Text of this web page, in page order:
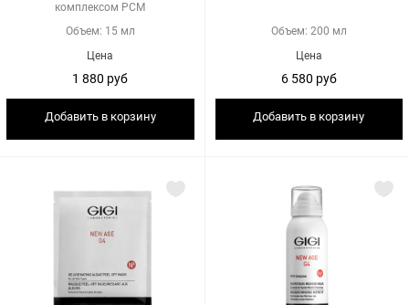
комплексом PCM
Объем: 15 мл
Цена
1 880 руб
Добавить в корзину
Объем: 200 мл
Цена
6 580 руб
Добавить в корзину